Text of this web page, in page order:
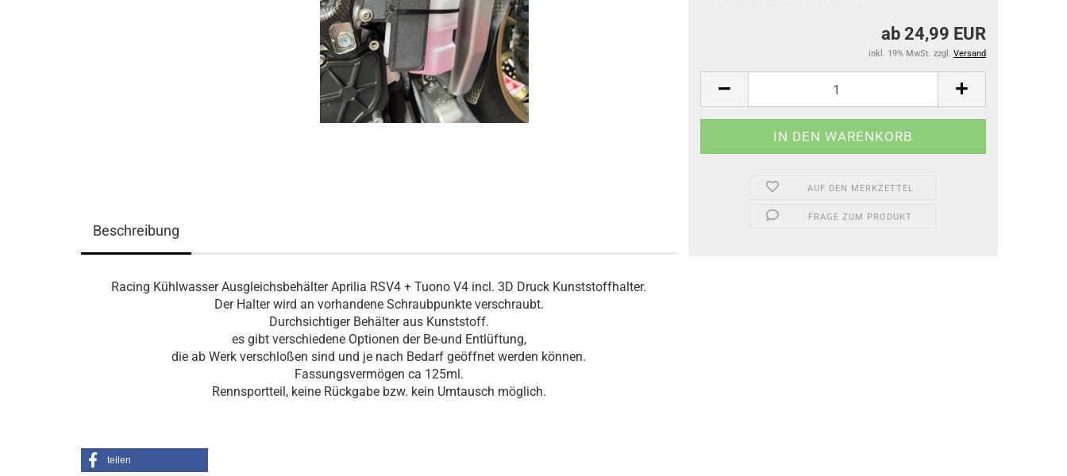
ab 24,99 EUR
inkl. 19% MwSt. zzgl. Versand
AUF DEN MERKZETTEL
FRAGE ZUM PRODUKT
Beschreibung
Racing Kühlwasser Ausgleichsbehälter Aprilia RSV4 + Tuono V4 incl. 3D Druck Kunststoffhalter.
Der Halter wird an vorhandene Schraubpunkte verschraubt.
Durchsichtiger Behälter aus Kunststoff.
es gibt verschiedene Optionen der Be-und Entlüftung,
die ab Werk verschloßen sind und je nach Bedarf geöffnet werden können.
Fassungsvermögen ca 125ml.
Rennsportteil, keine Rückgabe bzw. kein Umtausch möglich.
teilen